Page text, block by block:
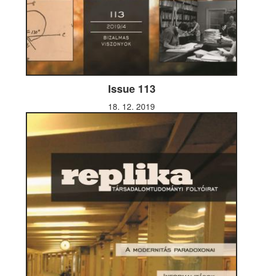
Issue 113
18. 12. 2019